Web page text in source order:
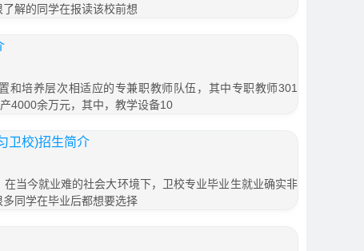
解的同学在报读该校前想
和培养层次相适应的专兼职教师队伍，其中专职教师301
4000余万元，其中，教学设备10
卫校)招生简介
当今就业难的社会大环境下，卫校专业毕业生就业确实非
同学在毕业后都想要选择